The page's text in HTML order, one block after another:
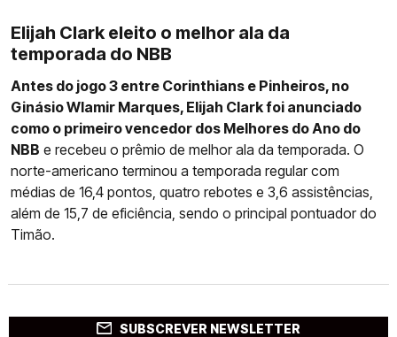
Elijah Clark eleito o melhor ala da
temporada do NBB
Antes do jogo 3 entre Corinthians e Pinheiros, no
Ginásio Wlamir Marques, Elijah Clark foi anunciado
como o primeiro vencedor dos Melhores do Ano do
NBB e recebeu o prêmio de melhor ala da temporada. O
norte-americano terminou a temporada regular com
médias de 16,4 pontos, quatro rebotes e 3,6 assistências,
além de 15,7 de eficiência, sendo o principal pontuador do
Timão.
SUBSCREVER NEWSLETTER